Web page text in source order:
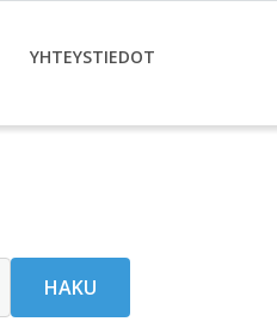
YHTEYSTIEDOT
HAKU